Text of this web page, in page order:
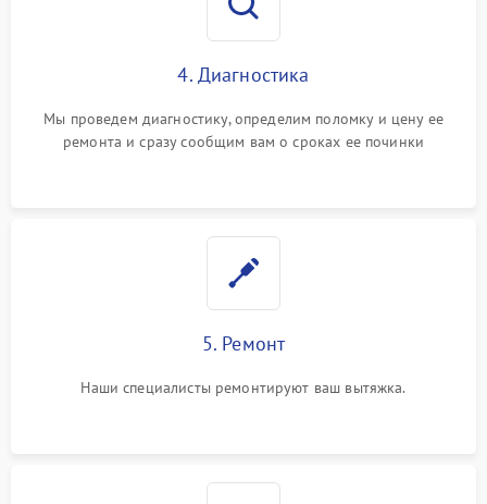
4. Диагностика
Мы проведем диагностику, определим поломку и цену ее
ремонта и сразу сообщим вам о сроках ее починки
5. Ремонт
Наши специалисты ремонтируют ваш вытяжка.